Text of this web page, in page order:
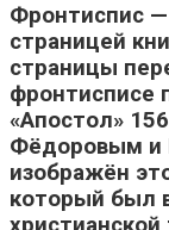
Фронтиспис —
страницей
страницы
фронтисписе
«Апостол»
Фёдоровым и
изображён
который был